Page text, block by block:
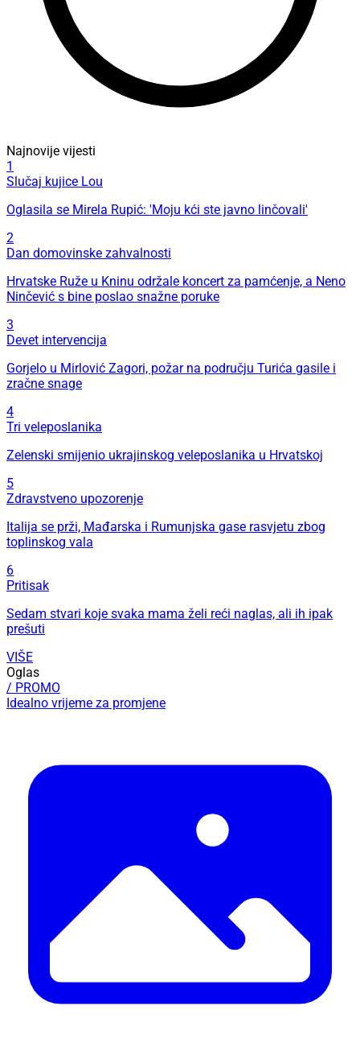
Najnovije vijesti
1
Slučaj kujice Lou
Oglasila se Mirela Rupić: 'Moju kći ste javno linčovali'
2
Dan domovinske zahvalnosti
Hrvatske Ruže u Kninu održale koncert za pamćenje, a Neno
Ninčević s bine poslao snažne poruke
3
Devet intervencija
Gorjelo u Mirlović Zagori, požar na području Turića gasile i
zračne snage
4
Tri veleposlanika
Zelenski smijenio ukrajinskog veleposlanika u Hrvatskoj
5
Zdravstveno upozorenje
Italija se prži, Mađarska i Rumunjska gase rasvjetu zbog
toplinskog vala
6
Pritisak
Sedam stvari koje svaka mama želi reći naglas, ali ih ipak
prešuti
VIŠE
Oglas
/ PROMO
Idealno vrijeme za promjene